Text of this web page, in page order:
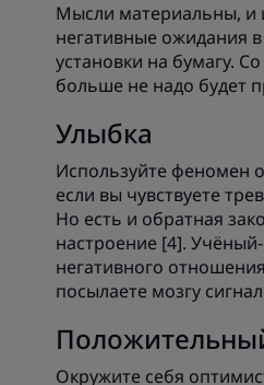
Мысли материальны, и
негативные ожидания
установки на бумагу.
больше не надо будет
Улыбка
Используйте феномен
если вы чувствуете
Но есть и обратная
настроение [4].
негативного
посылаете мозгу
Окружите себя